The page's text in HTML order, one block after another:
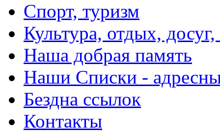
Спорт, туризм
Культура, отдых,
Наша добрая память
Наши Списки -
Бездна ссылок
Контакты